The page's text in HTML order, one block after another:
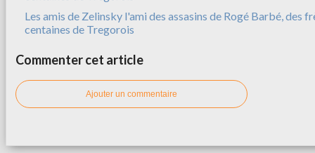
Les amis de Zelinsky l'ami des assasins de Rogé Barbé, des
centaines de Tregorois
Commenter cet article
Ajouter un commentaire